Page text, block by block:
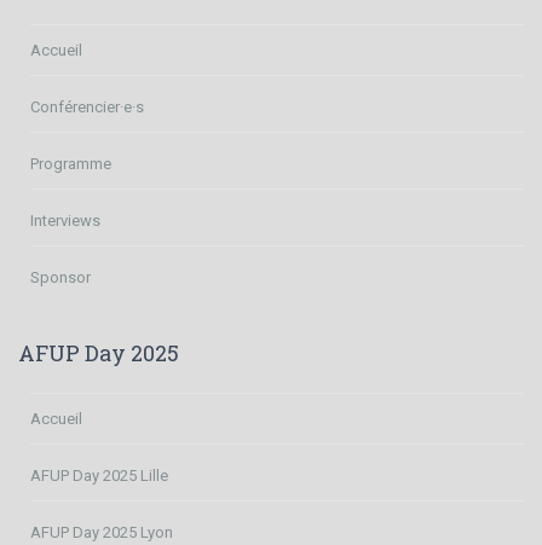
Accueil
Conférencier·e·s
Programme
Interviews
Sponsor
AFUP Day 2025
Accueil
AFUP Day 2025 Lille
AFUP Day 2025 Lyon